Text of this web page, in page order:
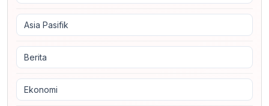
Asia Pasifik
Berita
Ekonomi